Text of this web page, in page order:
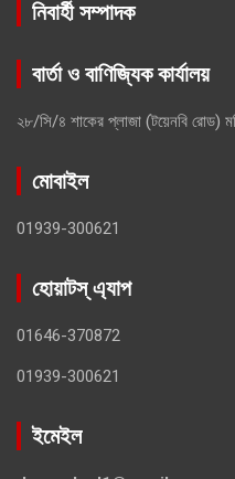
নিবার্হী সম্পাদক
বার্তা ও বাণিজ্যিক কার্যালয়
২৮/সি/৪ শাকের প্লাজা (টয়েনবি রোড)
মোবাইল
01939-300621
হোয়াটস্ এ্যাপ
01646-370872
01939-300621
ইমেইল